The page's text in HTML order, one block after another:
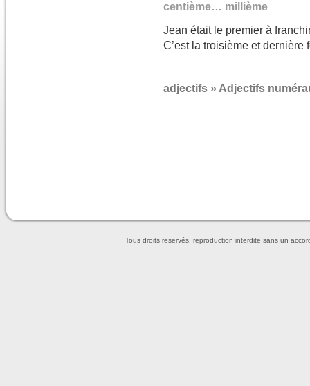
centième… millième
Jean était le premier à
C’est la troisième et dernière
adjectifs » Adjectifs
Tous droits reservés, reproduction interdite sans un